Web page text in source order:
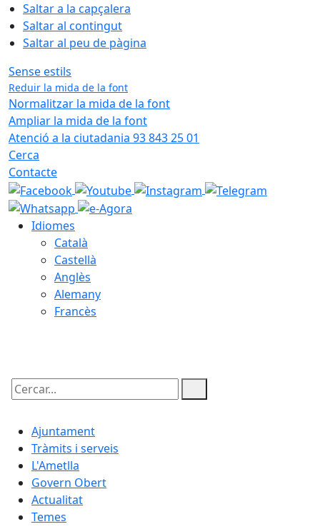
Saltar a la capçalera
Saltar al contingut
Saltar al peu de pàgina
Sense estils
Reduir la mida de la font
Normalitzar la mida de la font
Ampliar la mida de la font
Atenció a la ciutadania 93 843 25 01
Cerca
Contacte
Idiomes
Català
Castellà
Anglès
Alemany
Francès
Cercar:
Ajuntament
Tràmits i serveis
L'Ametlla
Govern Obert
Actualitat
Temes